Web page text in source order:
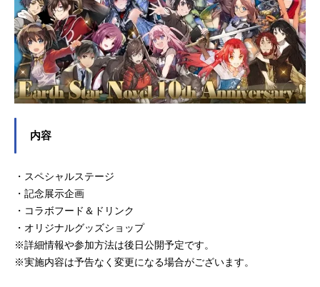
内容
・スペシャルステージ
・記念展示企画
・コラボフード＆ドリンク
・オリジナルグッズショップ
※詳細情報や参加方法は後日公開予定です。
※実施内容は予告なく変更になる場合がございます。